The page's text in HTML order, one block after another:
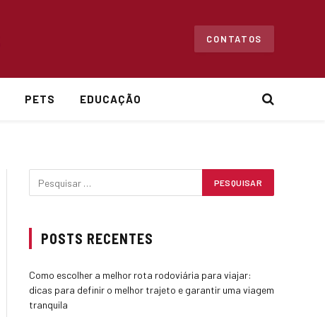
CONTATOS
PETS EDUCAÇÃO
POSTS RECENTES
Como escolher a melhor rota rodoviária para viajar:
dicas para definir o melhor trajeto e garantir uma viagem
tranquila